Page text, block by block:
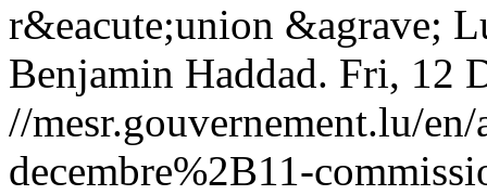
r&eacute;union &agrave;
Benjamin Haddad. Fri, 12
//mesr.gouvernement.lu/
decembre%2B11-